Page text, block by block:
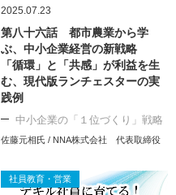
2025.07.23
第八十六話 都市農業から学
ぶ、中小企業経営の新戦略
「循環」と「共感」が利益を生
む、現代版ランチェスターの実
践例
中小企業の「１位づくり」戦略
佐藤元相氏 / NNA株式会社 代表取締役
社員教育・営業